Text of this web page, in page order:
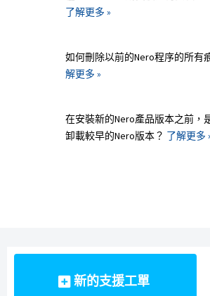
了解更多 »
如何刪除以前的Nero程序的所有
解更多 »
在安裝新的Nero產品版本之前，
卸載較早的Nero版本？ 了解更多
新的支援工單